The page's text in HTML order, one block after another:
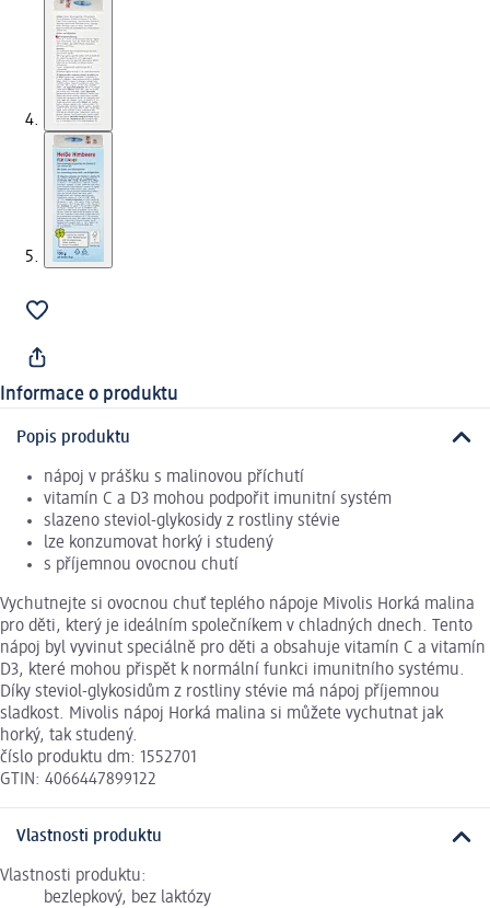
Informace o produktu
Popis produktu
nápoj v prášku s malinovou příchutí
vitamín C a D3 mohou podpořit imunitní systém
slazeno steviol-glykosidy z rostliny stévie
lze konzumovat horký i studený
s příjemnou ovocnou chutí
Vychutnejte si ovocnou chuť teplého nápoje Mivolis Horká malina
pro děti, který je ideálním společníkem v chladných dnech. Tento
nápoj byl vyvinut speciálně pro děti a obsahuje vitamín C a vitamín
D3, které mohou přispět k normální funkci imunitního systému.
Díky steviol-glykosidům z rostliny stévie má nápoj příjemnou
sladkost. Mivolis nápoj Horká malina si můžete vychutnat jak
horký, tak studený.
číslo produktu dm: 1552701
GTIN: 4066447899122
Vlastnosti produktu
Vlastnosti produktu:
bezlepkový, bez laktózy